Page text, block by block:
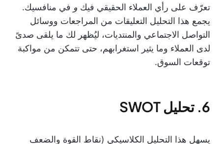
تعرّف على رأي العملاء الحقيقي فيك و في منافسيك.
يجمع هذا التحليل التعليقات من المراجعات ووسائل
التواصل الاجتماعي والمنتديات، ليُظهر لك ما يلقى صدىً
لدى العملاء وما يثير استغرابهم، حتى تتمكن من مواكبة
توقعات السوق.
6. تحليل SWOT
يسهل هذا التحليل الكلاسيكي (نقاط القوة والضعف